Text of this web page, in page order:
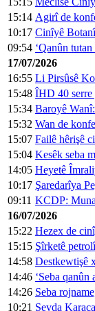
15:14 Agirî de
10:17 Cinîyê
09:54 ‘Qanûn tutan
17/07/2026
16:55 Li Pirsûsê
15:48 ÎHD 40 serre
15:34 Baroyê
15:32 Wan de
15:07 Failê hêrişê
15:04 Kesêk seba
14:05 Heyetê
10:17 Şaredarîya
09:11 KCDP:
16/07/2026
15:22 Hezex de
15:15 Şîrketê
14:58 Destkewtişê
14:46 ‘Seba qanûn
14:26 Seba
10:21 Sevda